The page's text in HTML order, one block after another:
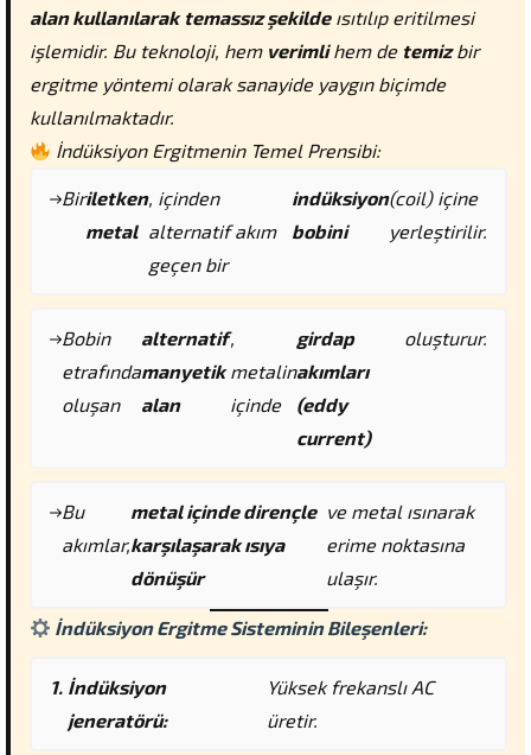
alan kullanılarak temassız şekildeısıtılıp eritilmesi
işlemidir. Bu teknoloji, hem verimlihem de temizbir
ergitme yöntemi olarak sanayide yaygın biçimde
kullanılmaktadır.
İndüksiyon Ergitmenin Temel Prensibi:
Biriletken
metal
, içinden
alternatif akım
geçen bir
indüksiyon
bobini
(coil) içine
yerleştirilir.
Bobin
etrafında
oluşan
alternatif
manyetik
alan
,
metalin
içinde
girdap
akımları
(eddy
current)
oluşturur.
Bu
akımlar,
metal içinde dirençle
karşılaşarak ısıya
dönüşür
ve metal ısınarak
erime noktasına
ulaşır.
İndüksiyon Ergitme Sisteminin Bileşenleri:
İndüksiyon
jeneratörü:
Yüksek frekanslı AC
üretir.